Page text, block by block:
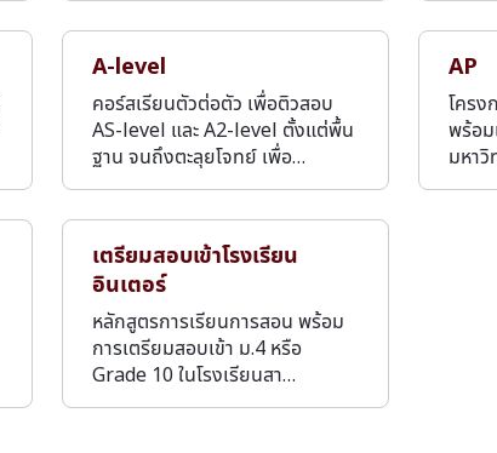
A-level
คอร์สเรียนตัวต่อตัว เพื่อติวสอบ
AS-level และ A2-level ตั้งแต่พื้น
ฐาน จนถึงตะลุยโจทย์ เพื่อ…
AP
โครง
พร้อม
มหาวิ
เตรียมสอบเข้าโรงเรียน
อินเตอร์
หลักสูตรการเรียนการสอน พร้อม
การเตรียมสอบเข้า ม.4 หรือ
Grade 10 ในโรงเรียนสา…